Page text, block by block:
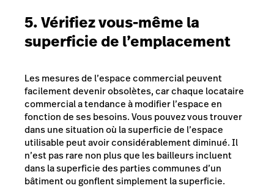
5. Vérifiez vous-même la
superficie de l’emplacement
Les mesures de l’espace commercial peuvent
facilement devenir obsolètes, car chaque locataire
commercial a tendance à modifier l’espace en
fonction de ses besoins. Vous pouvez vous trouver
dans une situation où la superficie de l’espace
utilisable peut avoir considérablement diminué. Il
n’est pas rare non plus que les bailleurs incluent
dans la superficie des parties communes d’un
bâtiment ou gonflent simplement la superficie.